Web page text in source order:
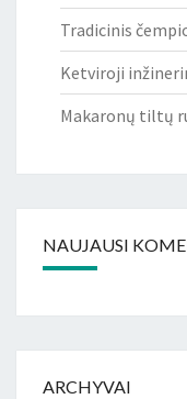
Tradicinis
Ketviroji
Makaronų tiltų
NAUJAUSI
ARCHYVAI